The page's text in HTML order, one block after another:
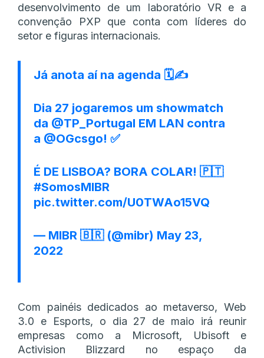
desenvolvimento de um laboratório VR e a
convenção PXP que conta com líderes do
setor e figuras internacionais.
Já anota aí na agenda 🗓✍️
Dia 27 jogaremos um showmatch
da @TP_Portugal EM LAN contra
a @OGcsgo! ✅
É DE LISBOA? BORA COLAR! 🇵🇹
#SomosMIBR
pic.twitter.com/U0TWAo15VQ
— MIBR 🇧🇷 (@mibr) May 23,
2022
Com painéis dedicados ao metaverso, Web
3.0 e Esports, o dia 27 de maio irá reunir
empresas como a Microsoft, Ubisoft e
Activision Blizzard no espaço da